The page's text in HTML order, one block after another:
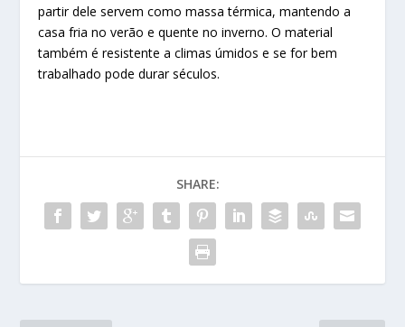
partir dele servem como massa térmica, mantendo a
casa fria no verão e quente no inverno. O material
também é resistente a climas úmidos e se for bem
trabalhado pode durar séculos.
SHARE: